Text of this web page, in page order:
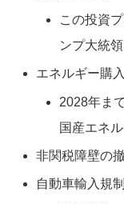
この投資
ンプ大統
エネルギー購入
2028年ま
国産エネ
非関税障壁の
自動車輸入規